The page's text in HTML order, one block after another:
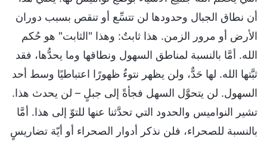
أن نطاق الجبال وحدودها لن تتسِّع أو تنقص بسبب دوران
الأرض أو مرور الزمن. هذا ثابتٌ: وهذا "الثابت" هو حُكم
الله. أمَّا بالنسبة لمناطق السهول ونطاقها وما يحدُّها، فقد
ثبَّتها الله. لها حَدٌّ، ولن يظهر نتوءٌ ظهورًا اعتباطيًا وسط أحد
السهول. لن يتحوَّل السهل فجأةً إلى جبلٍ – لن يحدث هذا.
تشير النواميس والحدود التي تحدَّثنا عنها للتوّ إلى هذا. أمَّا
بالنسبة للصحراء، فلن نذكر أدوار الصحراء أو أيّة تضاريسٍ